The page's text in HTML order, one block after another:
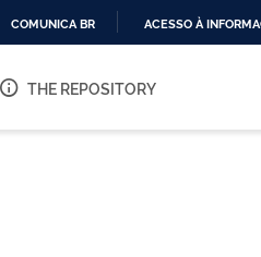
O
COMUNICA BR ACESSO À
THE REPOSITORY